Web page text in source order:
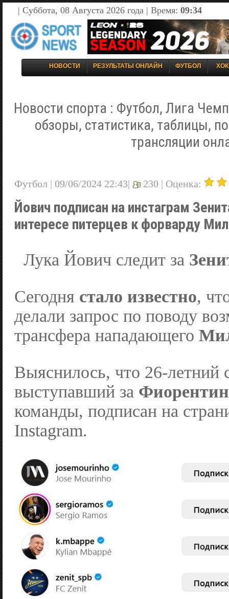
| Суббота, 08 Августа 2026 года | Время: 09:34
НОВОСТИ РЕЗУЛЬТАТЫ ОНЛАЙН ФУТБОЛ
Новости спорта : Футбол, Лига
обзоры, статистика, таблицы,
трансляции
Футбол | 09/06/2024 22:43| 230 | Оценка:
Йович подписан на инстаграм
интересе питерцев к форварду
Лука Йович следит за
Сегодня стало известно,
делали запрос по поводу
трансфера нападающего
Выяснилось, что 26-летний
выступавший за
команды, подписан на
Instagram.